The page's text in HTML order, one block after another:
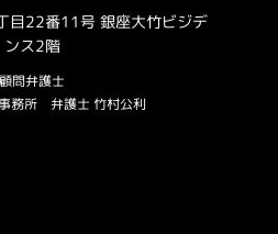
目22番11号 銀座大竹ビジデ
ンス2階
顧問弁護士
務所 弁護士 竹村公利